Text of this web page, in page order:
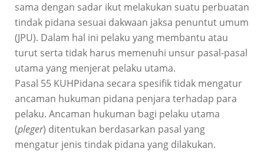
sama dengan sadar ikut melakukan suatu perbuatan
tindak pidana sesuai dakwaan jaksa penuntut umum
(JPU). Dalam hal ini pelaku yang membantu atau
turut serta tidak harus memenuhi unsur pasal-pasal
utama yang menjerat pelaku utama.
Pasal 55 KUHPidana secara spesifik tidak mengatur
ancaman hukuman pidana penjara terhadap para
pelaku. Ancaman hukuman bagi pelaku utama
(pleger) ditentukan berdasarkan pasal yang
mengatur jenis tindak pidana yang dilakukan.